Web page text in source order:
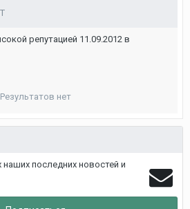
репутацией 11.09.2012 в
Результатов нет
последних новостей и